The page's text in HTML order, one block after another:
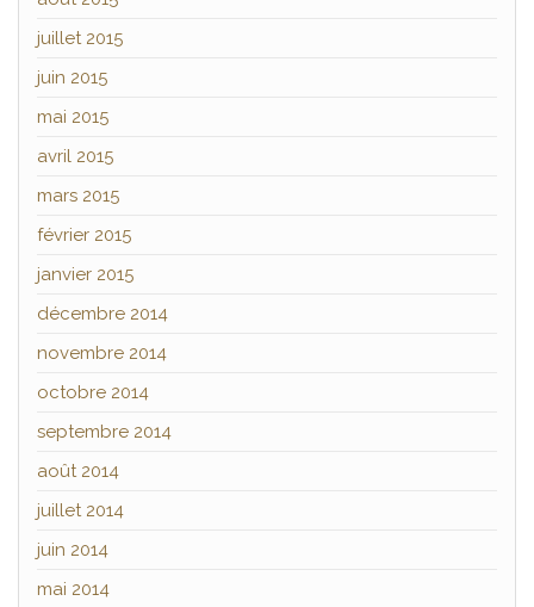
juillet 2015
juin 2015
mai 2015
avril 2015
mars 2015
février 2015
janvier 2015
décembre 2014
novembre 2014
octobre 2014
septembre 2014
août 2014
juillet 2014
juin 2014
mai 2014